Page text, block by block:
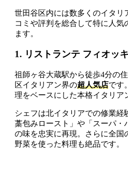
世田谷区内には数多くのイタリ
コミや評判を総合して特に人気
ます。
1. リストランテ フィオッ
祖師ヶ谷大蔵駅から徒歩4分の
区イタリアン界の超人気店です
理をベースにした本格イタリア
シェフは北イタリアでの修業経
藁包みロースト」や「スーパ・
の味を忠実に再現。さらに全国
野菜を使った料理も絶品です。